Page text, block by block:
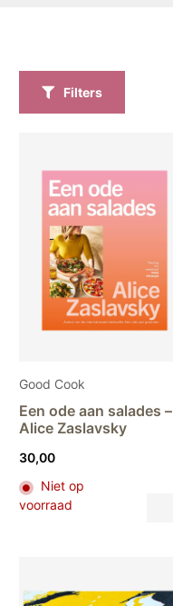
Filters
Good Cook
Een ode aan salades –
Alice Zaslavsky
30,00
Niet op
voorraad